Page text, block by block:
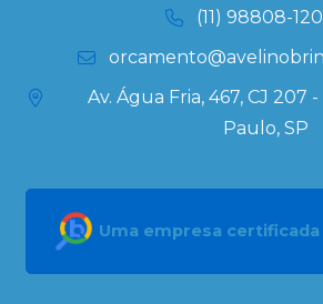
(11) 98808-
Av. Água Fria, 467, CJ 207
Paulo, SP
Uma empresa